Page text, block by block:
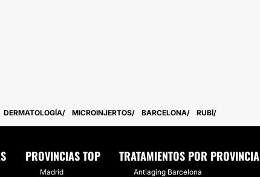
DERMATOLOGÍA MICROINJERTOS BARCELONA RUBÍ
PROVINCIAS TOP
Madrid
TRATAMIENTOS POR PROVINCIA
Antiaging Barcelona